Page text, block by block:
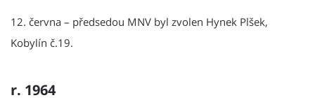
12. června – předsedou MNV byl zvolen Hynek Plšek,
Kobylín č.19.
r. 1964